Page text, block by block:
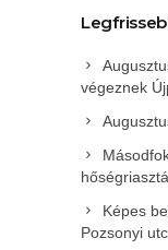
végeznek
Képes
Pozsonyi